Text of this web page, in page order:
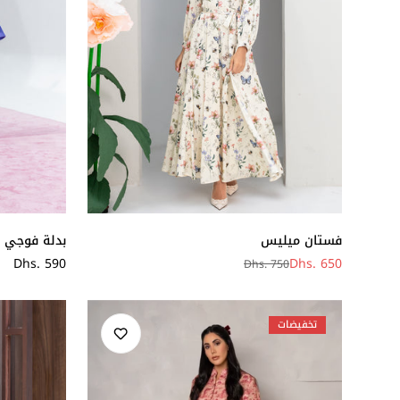
فستان ميليس
سعر
Dhs. 650
سعر Dhs. 750
بدلة فوجي
سعر
Dhs. 590
تخفيضات